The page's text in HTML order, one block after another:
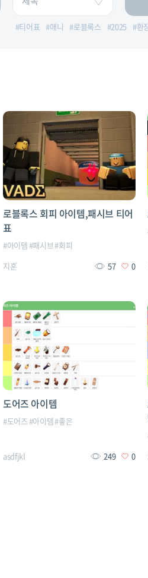
#티어표 #애니 #로블록스 #2025 #환
로블록스 회피 아이템,패시브 티어
표
#아이템#패시브#회피
지훈
57 0
도어즈 아이템
#도어즈#아이템#좋은
asdfjkl 249 0